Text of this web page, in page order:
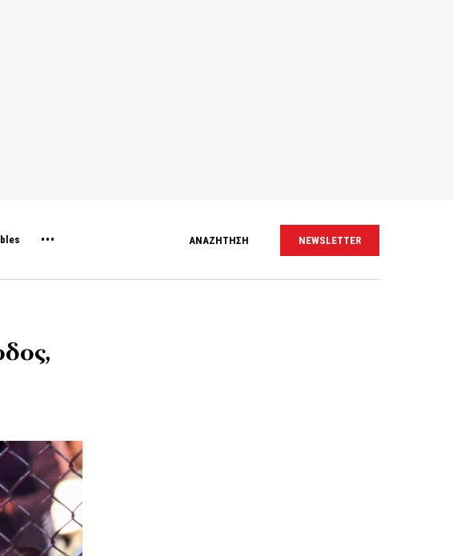
ΑΝΑΖΗΤΗΣΗ NEWSLETTER